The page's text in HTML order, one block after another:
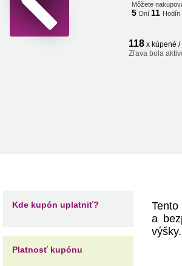
Môžete
5 Dní 11 Hodín
118 x kúpené /
Zľava bola
Kde kupón uplatniť?
Platnosť kupónu
a
výšky.